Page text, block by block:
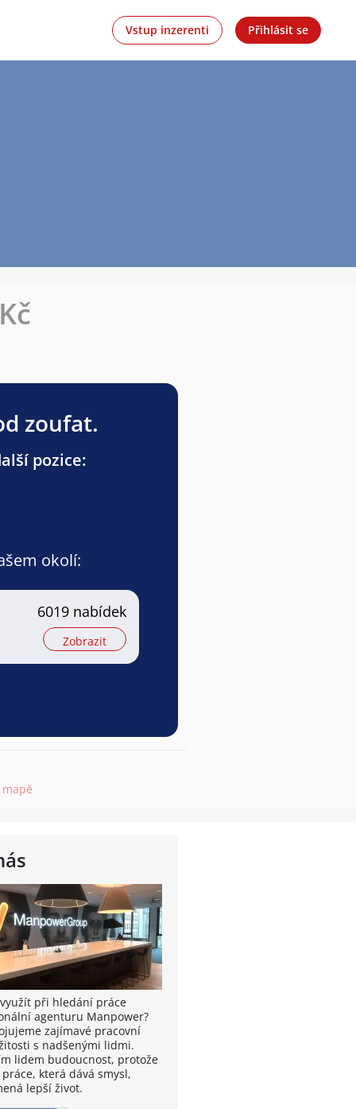
Vstup inzerenti Přihlásit se
zoufat.
pozice:
okolí:
6019 nabídek
Zobrazit
při hledání práce
agenturu Manpower?
zajímavé pracovní
s nadšenými lidmi.
lidem budoucnost, protože
která dává smysl,
lepší život.